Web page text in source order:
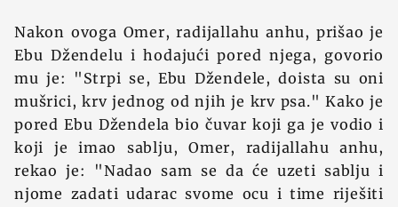
Nakon ovoga Omer, radijallahu anhu, prišao je
Ebu Džendelu i hodajući pored njega, govorio
mu je: "Strpi se, Ebu Džendele, doista su oni
mušrici, krv jednog od njih je krv psa." Kako je
pored Ebu Džendela bio čuvar koji ga je vodio i
koji je imao sablju, Omer, radijallahu anhu,
rekao je: "Nadao sam se da će uzeti sablju i
njome zadati udarac svome ocu i time riješiti